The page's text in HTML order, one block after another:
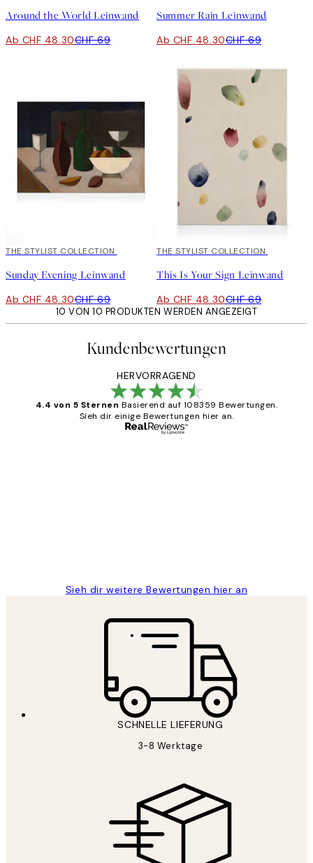
Around the World Leinwand
Ab CHF 48.30CHF 69
Summer Rain Leinwand
Ab CHF 48.30CHF 69
30%*
THE STYLIST COLLECTION
Sunday Evening Leinwand
Ab CHF 48.30CHF 69
30%*
THE STYLIST COLLECTION
This Is Your Sign Leinwand
Ab CHF 48.30CHF 69
10 VON 10 PRODUKTEN WERDEN ANGEZEIGT
Kundenbewertungen
HERVORRAGEND
4.4 von 5 Sternen Basierend auf 108359 Bewertungen.
Sieh dir einige Bewertungen hier an.
Sieh dir weitere Bewertungen hier an
SCHNELLE LIEFERUNG
3-8 Werktage